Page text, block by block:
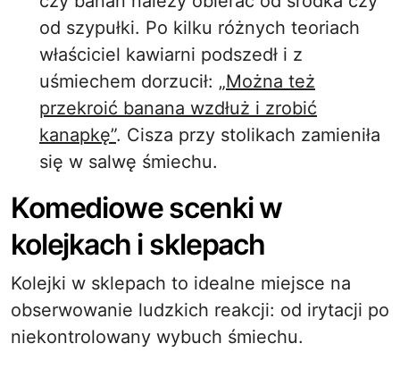
od szypułki. Po kilku różnych teoriach
właściciel kawiarni podszedł i z
uśmiechem dorzucił: „Można też
przekroić banana wzdłuż i zrobić
kanapkę”. Cisza przy stolikach zamieniła
się w salwę śmiechu.
Komediowe scenki w
kolejkach i sklepach
Kolejki w sklepach to idealne miejsce na
obserwowanie ludzkich reakcji: od irytacji po
niekontrolowany wybuch śmiechu.